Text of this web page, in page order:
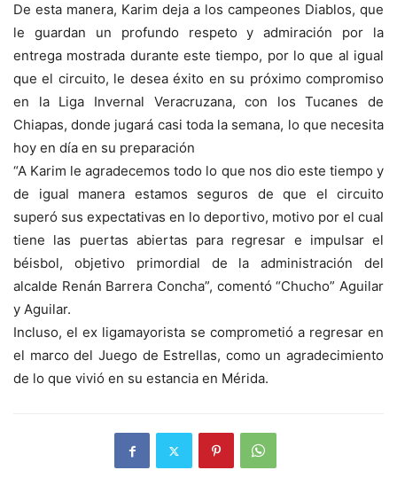
De esta manera, Karim deja a los campeones Diablos, que
le guardan un profundo respeto y admiración por la
entrega mostrada durante este tiempo, por lo que al igual
que el circuito, le desea éxito en su próximo compromiso
en la Liga Invernal Veracruzana, con los Tucanes de
Chiapas, donde jugará casi toda la semana, lo que necesita
hoy en día en su preparación
“A Karim le agradecemos todo lo que nos dio este tiempo y
de igual manera estamos seguros de que el circuito
superó sus expectativas en lo deportivo, motivo por el cual
tiene las puertas abiertas para regresar e impulsar el
béisbol, objetivo primordial de la administración del
alcalde Renán Barrera Concha”, comentó “Chucho” Aguilar
y Aguilar.
Incluso, el ex ligamayorista se comprometió a regresar en
el marco del Juego de Estrellas, como un agradecimiento
de lo que vivió en su estancia en Mérida.